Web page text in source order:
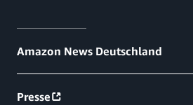
Amazon News Deutschland
Presse